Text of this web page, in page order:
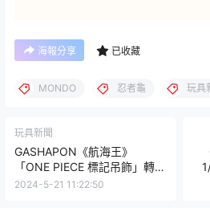
海報分享 已收藏
MONDO 忍者龜 玩具
玩具新聞
GASHAPON《航海王》
「ONE PIECE 標記吊飾」轉蛋
用人氣角色帽子做出可愛標
2024-5-21 11:22:50